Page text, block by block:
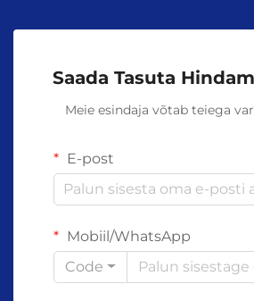
Saada Tasuta
Meie esindaja võtab teiega
E-post
Mobiil/WhatsApp
Code